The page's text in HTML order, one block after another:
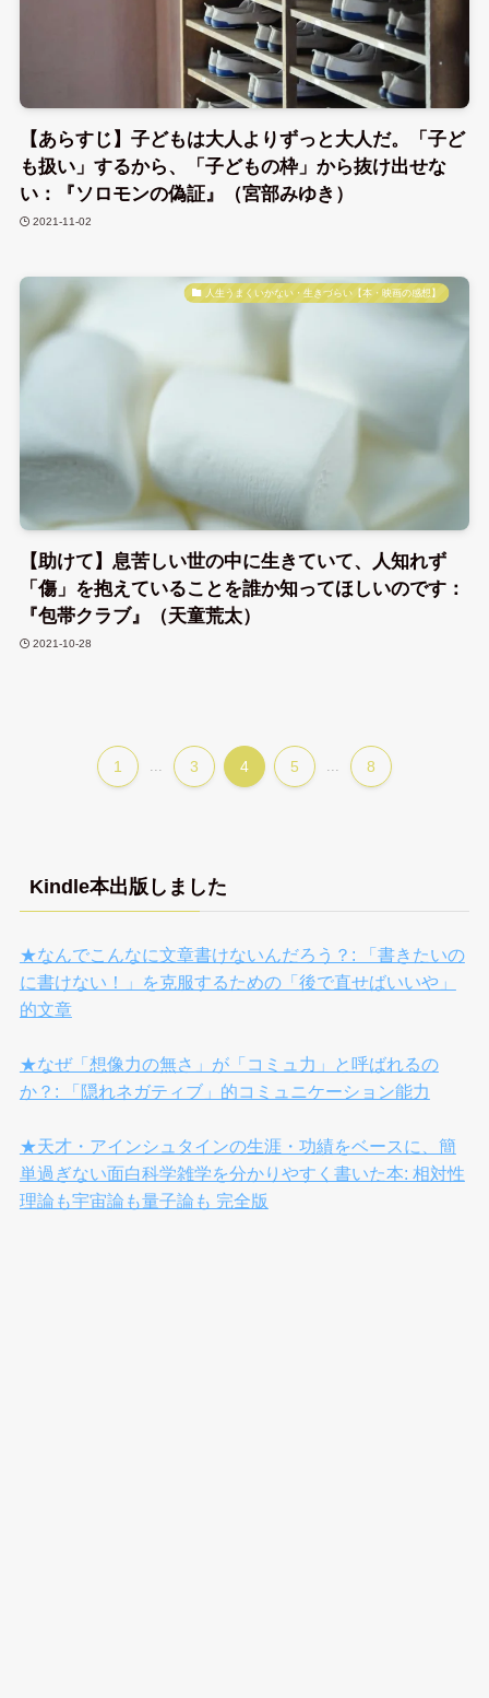
【あらすじ】子どもは大人よりずっと大人だ。「子ど
も扱い」するから、「子どもの枠」から抜け出せな
い：『ソロモンの偽証』（宮部みゆき）
2021-11-02
人生うまくいかない・生きづらい【本・映画の感想】
【助けて】息苦しい世の中に生きていて、人知れず
「傷」を抱えていることを誰か知ってほしいのです：
『包帯クラブ』（天童荒太）
2021-10-28
1 3 4 5 8
Kindle本出版しました
★なんでこんなに文章書けないんだろう？: 「書きたいの
に書けない！」を克服するための「後で直せばいいや」
的文章
★なぜ「想像力の無さ」が「コミュ力」と呼ばれるの
か？: 「隠れネガティブ」的コミュニケーション能力
★天才・アインシュタインの生涯・功績をベースに、簡
単過ぎない面白科学雑学を分かりやすく書いた本: 相対性
理論も宇宙論も量子論も 完全版